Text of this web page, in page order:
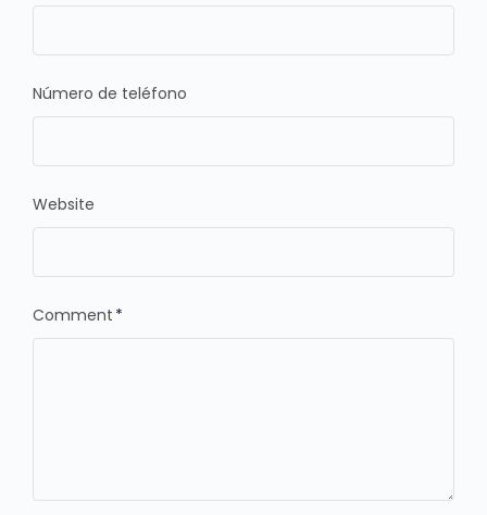
Número de teléfono
Website
Comment *